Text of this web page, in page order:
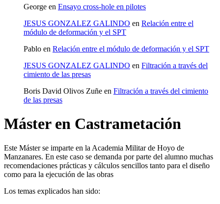
George en Ensayo cross-hole en pilotes
JESUS GONZALEZ GALINDO en Relación entre el
módulo de deformación y el SPT
Pablo en Relación entre el módulo de deformación y el SPT
JESUS GONZALEZ GALINDO en Filtración a través del
cimiento de las presas
Boris David Olivos Zuñe en Filtración a través del cimiento
de las presas
Máster en Castrametación
Este Máster se imparte en la Academia Militar de Hoyo de
Manzanares. En este caso se demanda por parte del alumno muchas
recomendaciones prácticas y cálculos sencillos tanto para el diseño
como para la ejecución de las obras
Los temas explicados han sido: